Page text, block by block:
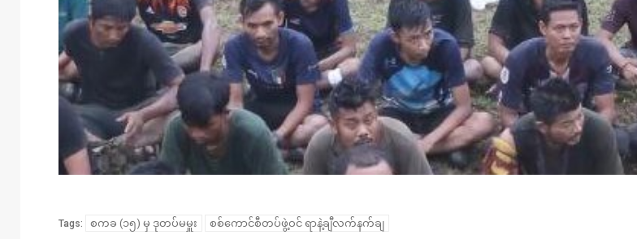
Tags: စကခ (၁၅) မှ ဒုတပ်မမှူး စစ်ကောင်စီတပ်ဖွဲ့ဝင် ရာနဲ့ချီလက်နက်ချ